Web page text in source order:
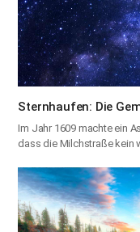
Sternhaufen: Die
Im Jahr 1609 machte ein
dass die Milchstraße kein